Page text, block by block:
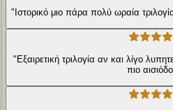
"Ιστορικό μιο πάρα πολύ ωραία
"Εξαιρετική τριλογία αν και λίγο λυπητερή. Θα μπορούσε να είναι λίγο
πιο